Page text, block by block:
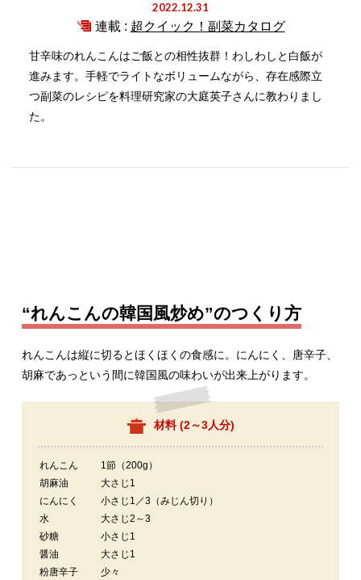
2022.12.31
連載 : 超クイック！副菜カタログ
甘辛味のれんこんはご飯との相性抜群！わしわしと白飯が
進みます。手軽でライトなボリュームながら、存在感際立
つ副菜のレシピを料理研究家の大庭英子さんに教わりまし
た。
“れんこんの韓国風炒め”のつくり方
れんこんは縦に切るとほくほくの食感に。にんにく、唐辛子、
胡麻であっという間に韓国風の味わいが出来上がります。
材料 (2～3人分)
れんこん
1節（200g）
胡麻油
大さじ1
にんにく
小さじ1／3（みじん切り）
水
大さじ2～3
砂糖
小さじ1
醤油
大さじ1
粉唐辛子
少々